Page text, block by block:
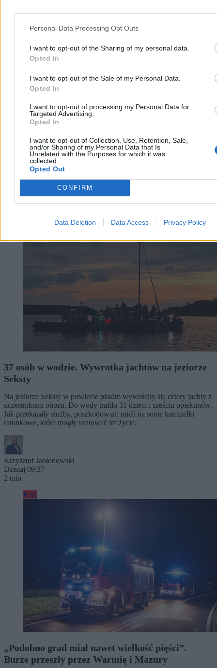
Personal Data Processing Opt Outs
I want to opt-out of the Sharing of my personal data.
Opted In
I want to opt-out of the Sale of my Personal Data.
Opted In
I want to opt-out of processing my Personal Data for
Targeted Advertising.
Opted In
I want to opt-out of Collection, Use, Retention, Sale,
and/or Sharing of my Personal Data that Is
Unrelated with the Purposes for which it was
collected.
Opted Out
CONFIRM
Data Deletion Data Access Privacy Policy
będzie tworzyło własny projekt wyborczy.
Krzysztof Jabłonowski
Dzisiaj 10:23
Reklama
Reklama
37 osób w wodzie. Wywrotka jachtów na jeziorze
Seksty
Na jeziorze Seksty w powiecie piskim wywróciły się cztery jachty z
uczestnikami obozu. Do wody trafiło 31 dzieci i sześciu opiekunów.
Jak przekazały służby, poszkodowani mieli na sonie kamizelki
ratunkowe, które mogły uratować im życie.
Krzysztof Jabłonowski
Dzisiaj 09:37
2 min
Kraj
„Podobno grad miał nawet wielkość pięści”.
Burze przeszły przez Warmię i Mazury